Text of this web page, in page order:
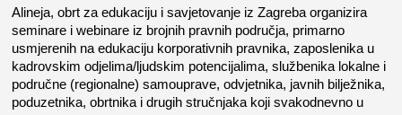
Alineja, obrt za edukaciju i savjetovanje iz Zagreba organizira
seminare i webinare iz brojnih pravnih područja, primarno
usmjerenih na edukaciju korporativnih pravnika, zaposlenika u
kadrovskim odjelima/ljudskim potencijalima, službenika lokalne i
područne (regionalne) samouprave, odvjetnika, javnih bilježnika,
poduzetnika, obrtnika i drugih stručnjaka koji svakodnevno u